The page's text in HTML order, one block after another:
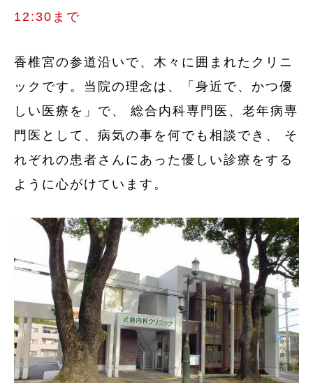
12:30まで
香椎宮の参道沿いで、木々に囲まれたクリニ
ックです。当院の理念は、「身近で、かつ優
しい医療を」で、 総合内科専門医、老年病専
門医として、病気の事を何でも相談でき、 そ
れぞれの患者さんにあった優しい診療をする
ように心がけています。